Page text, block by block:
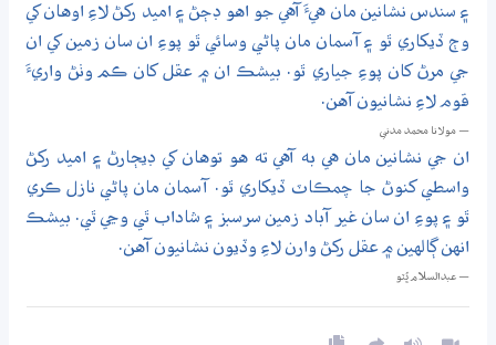
۽ سندس نشانين مان هيءَ آهي جو اهو ڊڄڻ ۽ اميد رکڻ لاءِ اوهان کي
وڄ ڏيکاري ٿو ۽ آسمان مان پاڻي وسائي ٿو پوءِ ان سان زمين کي ان
جي مرڻ کان پوءِ جياري ٿو. بيشڪ ان ۾ عقل کان ڪم وٺڻ واريءَ
قوم لاءِ نشانيون آهن.
— مولانا محمد مدني
ان جي نشانين مان هي به آهي ته هو توهان کي ڊيڄارڻ ۽ اميد رکڻ
واسطي کنوڻ جا چمڪاٽ ڏيکاري ٿو. آسمان مان پاڻي نازل ڪري
ٿو ۽ پوءِ ان سان غير آباد زمين سرسبز ۽ شاداب ٿي وڃي ٿي. بيشڪ
انهن ڳالهين ۾ عقل رکڻ وارن لاءِ وڏيون نشانيون آهن.
— عبدالسلام ڀُٽو